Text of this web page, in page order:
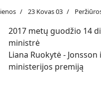
23 Kovas 03
2017 metų guodžio 14
ministrė
Liana Ruokytė -
ministerijos premiją